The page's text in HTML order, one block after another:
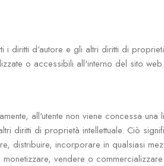
diritti d'autore e gli altri diritti di
o accessibili all'interno del sito web.
all'utente non viene concessa una
diritti di proprietà intellettuale. Ciò
distribuire, incorporare in qualsiasi
vendere o